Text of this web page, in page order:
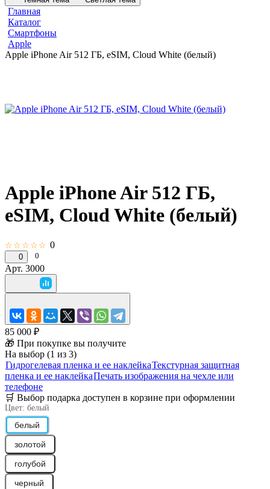
Главная
Каталог
Смартфоны
Apple
Apple iPhone Air 512 ГБ, eSIM, Cloud White (белый)
Apple iPhone Air 512 ГБ,
eSIM, Cloud White (белый)
☆☆☆☆☆ 0
0 0
Арт. 3000
85 000 ₽
🎁 При покупке вы получите
На выбор (1 из 3)
Гидрогелевая пленка и ее наклейкаТекстурная защитная
пленка и ее наклейкаПечать изображения на чехле или
телефоне
🛒 Выбор подарка доступен в корзине при оформлении
Цвет: белый
белый
золотой
голубой
черный